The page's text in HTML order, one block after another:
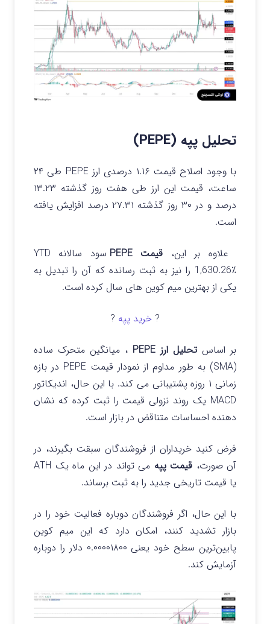
تحلیل پپه (PEPE)
با وجود اصلاح قیمت ۱.۱۶ درصدی ارز PEPE طی ۲۴
ساعت، قیمت این ارز طی هفت روز گذشته ۱۳.۲۳
درصد و در ۳۰ روز گذشته ۲۷.۳۱ درصد افزایش یافته
است.
علاوه بر این، قیمت PEPE
سود سالانه YTD
1,630.26٪ را نیز به ثبت رسانده که آن را تبدیل به
یکی از بهترین میم کوین های سال کرده است.
? خرید پپه ?
بر اساس تحلیل ارز PEPE
، میانگین متحرک ساده
(SMA) به طور مداوم از نمودار قیمت PEPE در بازه
زمانی ۱ روزه پشتیبانی می کند. با این حال، اندیکاتور
MACD یک روند نزولی قیمت را ثبت کرده که نشان
دهنده احساسات متناقض در بازار است.
فرض کنید خریداران از فروشندگان سبقت بگیرند، در
آن صورت، قیمت پپه
می تواند در این ماه یک ATH
یا قیمت تاریخی جدید را به ثبت برساند.
با این حال، اگر فروشندگان دوباره فعالیت خود را در
بازار تشدید کنند، امکان دارد که این میم کوین
پایین‌ترین سطح خود یعنی ۰.۰۰۰۰۱۸۰۰ دلار را دوباره
آزمایش کند.